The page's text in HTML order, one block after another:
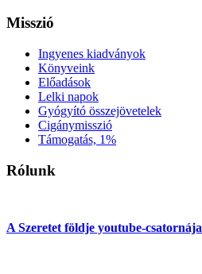
Misszió
Ingyenes kiadványok
Könyveink
Előadások
Lelki napok
Gyógyító összejövetelek
Cigánymisszió
Támogatás, 1%
Rólunk
A Szeretet földje youtube-csatornája